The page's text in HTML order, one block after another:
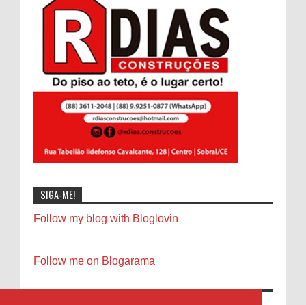
SIGA-ME!
Follow my blog with Bloglovin
Follow me on Blogarama